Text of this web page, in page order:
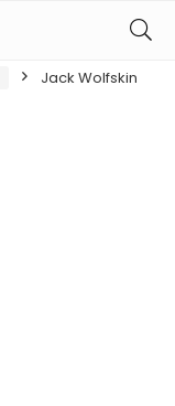
Jack Wolfskin